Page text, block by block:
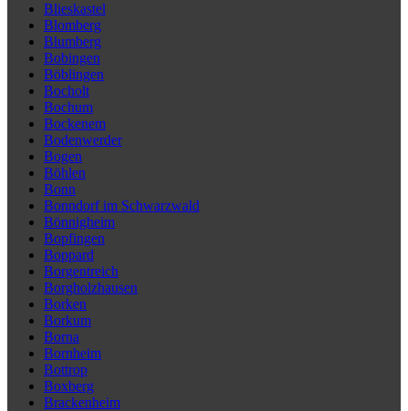
Blieskastel
Blomberg
Blumberg
Bobingen
Böblingen
Bocholt
Bochum
Bockenem
Bodenwerder
Bogen
Böhlen
Bonn
Bonndorf im Schwarzwald
Bönnigheim
Bopfingen
Boppard
Borgentreich
Borgholzhausen
Borken
Borkum
Borna
Bornheim
Bottrop
Boxberg
Brackenheim